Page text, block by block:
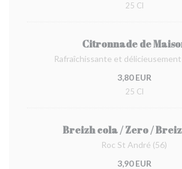
25 Cl
Citronnade de
Rafraîchissante et
3,80 EUR
25 Cl
Breizh cola / Zero /
Roc St André (56)
3,90 EUR